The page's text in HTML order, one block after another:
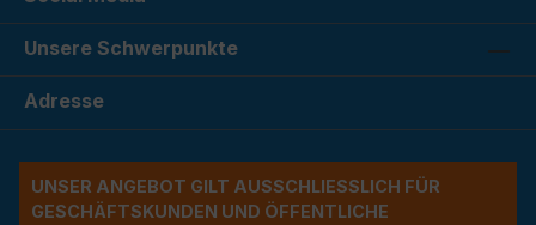
Unsere Schwerpunkte
Adresse
UNSER ANGEBOT GILT AUSSCHLIESSLICH FÜR G
ESCHÄFTSKUNDEN UND ÖFFENTLICHE A